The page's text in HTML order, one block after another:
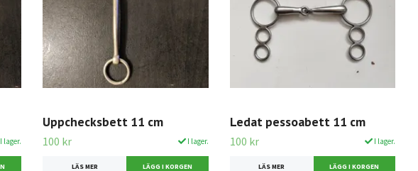
I lager.
Uppchecksbett 11 cm
100 kr I lager.
LÄS MER
Ledat pessoabett 11 cm
100 kr I lager.
LÄS MER